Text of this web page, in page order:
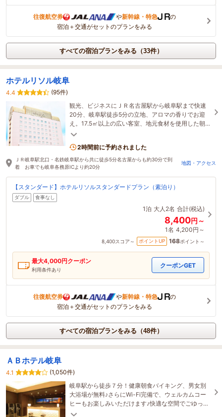
往復航空券 や新幹線・特急
の
宿泊＋交通がセットのプランをみる
すべての宿泊プランをみる（33件）
ホテルリソル岐阜
4.4
(95件)
観光、ビジネスにＪＲ名古屋駅から岐阜駅まで快速
20分、岐阜駅徒歩5分の立地、アロマの香りでお迎
え。17.5㎡以上の広い客室、地元食材を使用した朝食
が人気、Wi-Fi増強工事2023年2月完了。
2時間前に予約されました
ＪＲ岐阜駅北口・名鉄岐阜駅から共に徒歩5分名古屋からも約30分で到
着 お車でも岐阜各務原ICより約20分
地図・アクセス
【スタンダード】ホテルリソルスタンダードプラン（素泊り）
ダブル 食事なし
1泊 大人2名 合計(税込)
8,400円～
1名 4,200円～
8,400スコア～ ポイントUP 168ポイント～
最大4,000円クーポン
利用条件あり
クーポンGET
往復航空券 や新幹線・特急
の
宿泊＋交通がセットのプランをみる
すべての宿泊プランをみる（48件）
ＡＢホテル岐阜
4.1
(1,050件)
岐阜駅から徒歩７分！健康朝食バイキング、男女別
大浴場が無料♪さらにWi-Fi完備で、ウェルカムコー
ヒーもお楽しみいただけます♪快適な空間でごゆっく
りとお過ごしください♪